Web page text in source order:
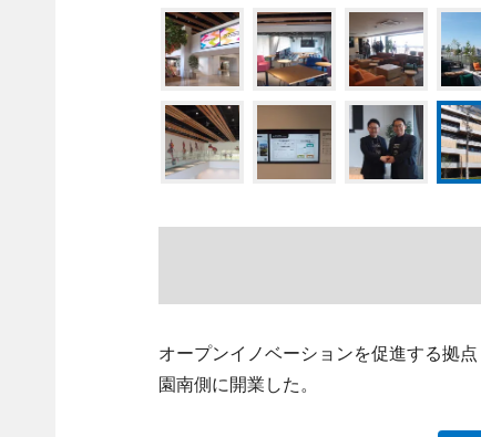
オープンイノベーションを促進する拠
園南側に開業した。